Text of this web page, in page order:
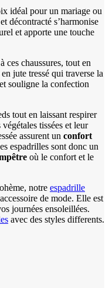
idéal pour un mariage ou
décontracté s’harmonise
et apporte une touche
ces chaussures, tout en
jute tressé qui traverse la
souligne la confection
tout en laissant respirer
tissées et leur
assurent un confort
espadrilles sont donc un
où le confort et le
notre espadrille
de mode. Elle est
journées ensoleillées.
avec des styles differents.